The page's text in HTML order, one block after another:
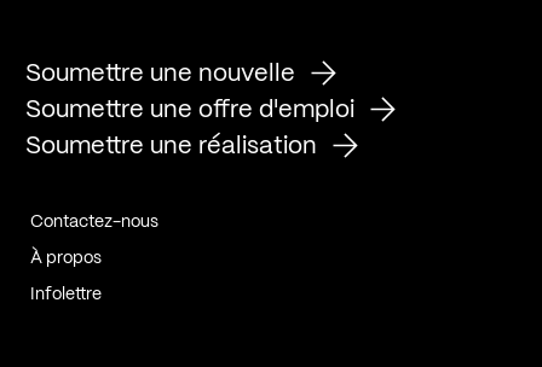
Soumettre une nouvelle
Soumettre une offre d'emploi
Soumettre une réalisation
Contactez-nous
À propos
Infolettre